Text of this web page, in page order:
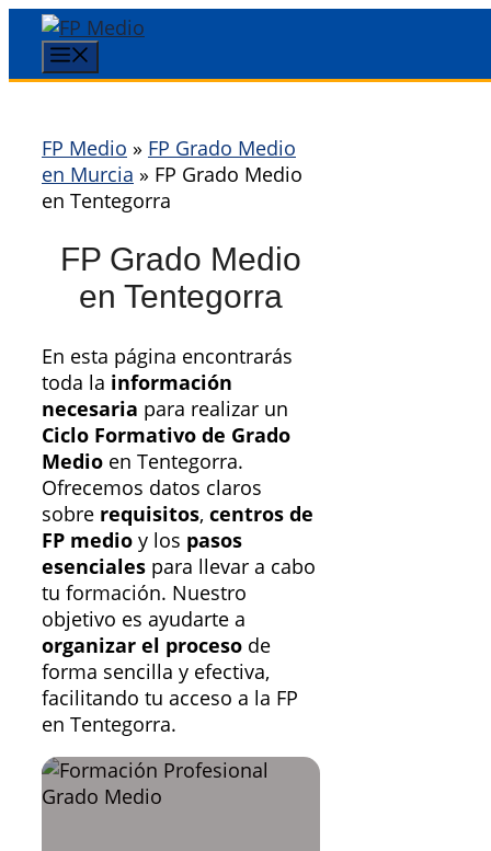
Saltar
contenido
FP Medio » FP Grado Medio
en Murcia » FP Grado Medio
en Tentegorra
FP Grado Medio
en Tentegorra
En esta página encontrarás
toda la información
necesaria para realizar un
Ciclo Formativo de Grado
Medio en Tentegorra.
Ofrecemos datos claros
sobre requisitos, centros de
FP medio y los pasos
esenciales para llevar a cabo
tu formación. Nuestro
objetivo es ayudarte a
organizar el proceso de
forma sencilla y efectiva,
facilitando tu acceso a la FP
en Tentegorra.